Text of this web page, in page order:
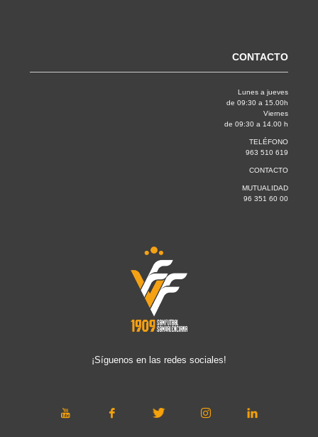
CONTACTO
Lunes a jueves
de 09:30 a 15.00h
Viernes
de 09:30 a 14.00 h
TELÉFONO
963 510 619
CONTACTO
MUTUALIDAD
96 351 60 00
¡Síguenos en las redes sociales!